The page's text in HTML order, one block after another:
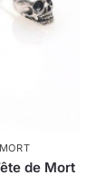
de Mort